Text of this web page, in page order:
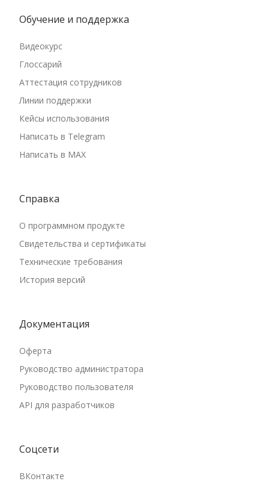
Ненецкий автономный округ
Новгородская область
Новосибирская область
Омская область
Оренбургская область
Орловская область
Пензенская область
Приморский край
Республика Адыгея
Республика Алтай
Республика Башкортостан
Республика Ингушетия
Республика Калмыкия
Республика Карелия
Республика Коми
Республика Крым
Республика Мордовия
Обучение и поддержка
Видеокурс
Глоссарий
Аттестация сотрудников
Линии поддержки
Кейсы использования
Написать в Telegram
Написать в MAX
Справка
О программном продукте
Свидетельства и сертификаты
Технические требования
История версий
Документация
Оферта
Руководство администратора
Руководство пользователя
API для разработчиков
Соцсети
ВКонтакте